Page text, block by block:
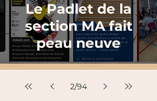
Le Padlet de la
section MA fait
peau neuve
2/94